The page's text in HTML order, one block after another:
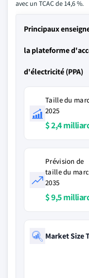
avec un TCAC de 14,6 %.
Principaux
la plateforme
d'électricité (PPA)
Taille du
2025
$ 2,4
Prévision de
taille du
2035
$ 9,5
Market Size